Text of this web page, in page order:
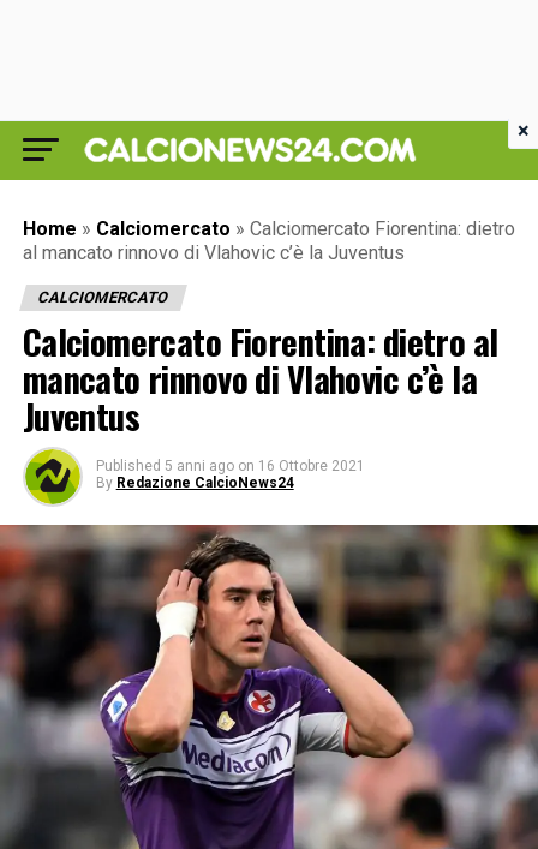
Home » Calciomercato » Calciomercato Fiorentina: dietro
al mancato rinnovo di Vlahovic c’è la Juventus
CALCIOMERCATO
Calciomercato Fiorentina: dietro al
mancato rinnovo di Vlahovic c’è la
Juventus
Published 5 anni ago on 16 Ottobre 2021
By Redazione CalcioNews24
×